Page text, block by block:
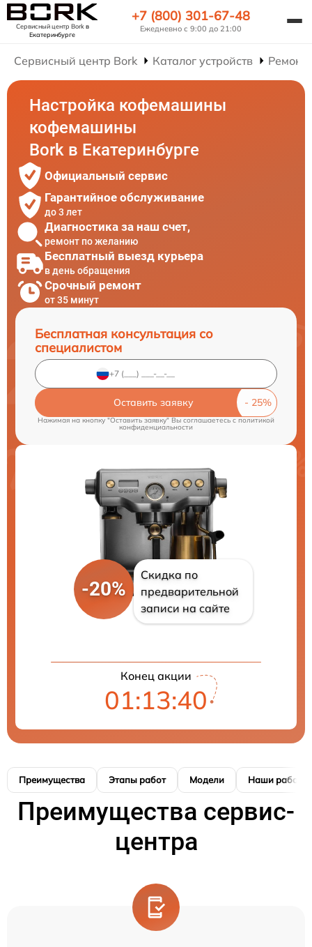
Сервисный центр Borkв
Екатеринбурге
+7 (800) 301-67-48
Ежедневно с 9:00 до 21:00
Сервисный центр Bork Каталог устройств
Настройка кофемашины
кофемашины
Bork в Екатеринбурге
Официальный сервис
Гарантийное обслуживание
до 3 лет
Диагностика за наш счет,
ремонт по желанию
Бесплатный выезд курьера
в день обращения
Срочный ремонт
от 35 минут
Бесплатная консультация со
специалистом
Оставить заявку
Нажимая на кнопку "Оставить заявку" Вы соглашаетесь cполитикой
конфиденциальности
-20%
Скидка по
предварительной
записи на сайте
Конец акции
01:13:40
Преимущества Этапы работ Модели Наши работы
Преимущества сервис-
центра